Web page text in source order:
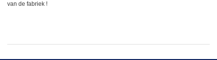
van de fabriek !